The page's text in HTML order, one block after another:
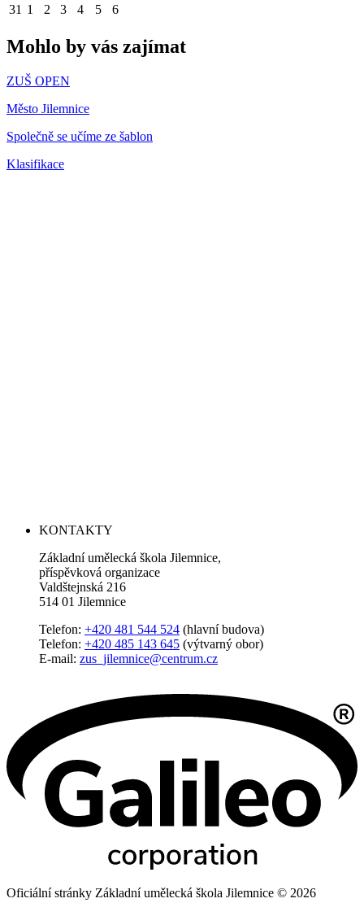
31 1 2 3 4 5 6
Mohlo by vás zajímat
ZUŠ OPEN
Město Jilemnice
Společně se učíme ze šablon
Klasifikace
KONTAKTY
Základní umělecká škola Jilemnice,
příspěvková organizace
Valdštejnská 216
514 01 Jilemnice
Telefon: +420 481 544 524 (hlavní budova)
Telefon: +420 485 143 645 (výtvarný obor)
E-mail: zus_jilemnice@centrum.cz
Oficiální stránky Základní umělecká škola Jilemnice © 2026